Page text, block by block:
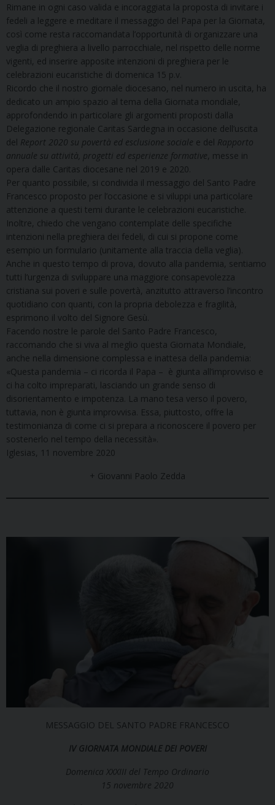
Rimane in ogni caso valida e incoraggiata la proposta di invitare i
fedeli a leggere e meditare il messaggio del Papa per la Giornata,
così come resta raccomandata l’opportunità di organizzare una
veglia di preghiera a livello parrocchiale, nel rispetto delle norme
vigenti, ed inserire apposite intenzioni di preghiera per le
celebrazioni eucaristiche di domenica 15 p.v.
Ricordo che il nostro giornale diocesano, nel numero in uscita, ha
dedicato un ampio spazio al tema della Giornata mondiale,
approfondendo in particolare gli argomenti proposti dalla
Delegazione regionale Caritas Sardegna in occasione dell’uscita
del Report 2020 su povertà ed esclusione sociale e del Rapporto
annuale su attività, progetti ed esperienze formative, messe in
opera dalle Caritas diocesane nel 2019 e 2020.
Per quanto possibile, si condivida il messaggio del Santo Padre
Francesco proposto per l’occasione e si viluppi una particolare
attenzione a questi temi durante le celebrazioni eucaristiche.
Inoltre, chiedo che vengano contemplate delle specifiche
intenzioni nella preghiera dei fedeli, di cui si propone come
esempio un formulario (unitamente alla traccia della veglia).
Anche in questo tempo di prova, dovuto alla pandemia, sentiamo
tutti l’urgenza di sviluppare una maggiore consapevolezza
cristiana sui poveri e sulle povertà, anzitutto attraverso l’incontro
quotidiano con quanti, con la propria debolezza e fragilità,
esprimono il volto del Signore Gesù.
Facendo nostre le parole del Santo Padre Francesco,
raccomando che si viva al meglio questa Giornata Mondiale,
anche nella dimensione complessa e inattesa della pandemia:
«Questa pandemia – ci ricorda il Papa – è giunta all’improvviso e
ci ha colto impreparati, lasciando un grande senso di
disorientamento e impotenza. La mano tesa verso il povero,
tuttavia, non è giunta improvvisa. Essa, piuttosto, offre la
testimonianza di come ci si prepara a riconoscere il povero per
sostenerlo nel tempo della necessità».
Iglesias, 11 novembre 2020
+ Giovanni Paolo Zedda
MESSAGGIO DEL SANTO PADRE FRANCESCO
IV GIORNATA MONDIALE DEI POVERI
Domenica XXXIII del Tempo Ordinario
15 novembre 2020